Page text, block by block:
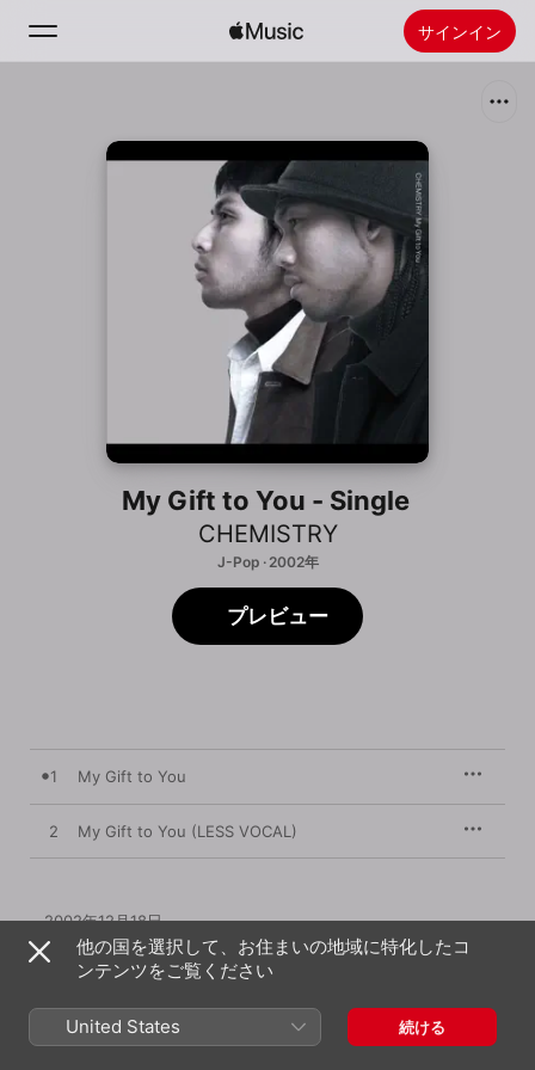
サインイン
ホーム
Apple Musicをインストール
My Gift to You - Single
CHEMISTRY
J-Pop · 2002年
プレビュー
1 My Gift to You
2 My Gift to You (LESS VOCAL)
2002年12月18日
2曲、11分
℗ 2002 Sony Music Entertainment (Japan) Inc.
他の国を選択して、お住まいの地域に特化したコ
ンテンツをご覧ください
United States 続ける